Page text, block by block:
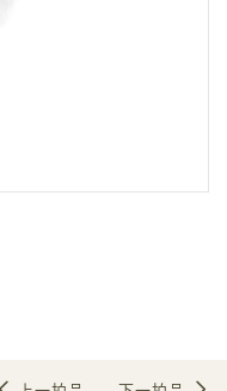
号 96
彩黄绿色SI1净度